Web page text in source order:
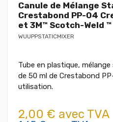
Canule de Mélange
Crestabond PP-04
et 3M™ Scotch-Weld
WUUPPSTATICMIXER
Tube en plastique,
de 50 ml de Crestabond
utilisation.
2,00 € avec TVA